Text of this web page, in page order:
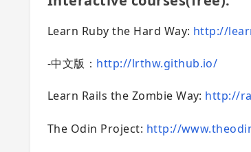
Learn Ruby the Hard Way: http://
-中文版： http://lrthw.github.io/
Learn Rails the Zombie Way: http://
The Odin Project: http://